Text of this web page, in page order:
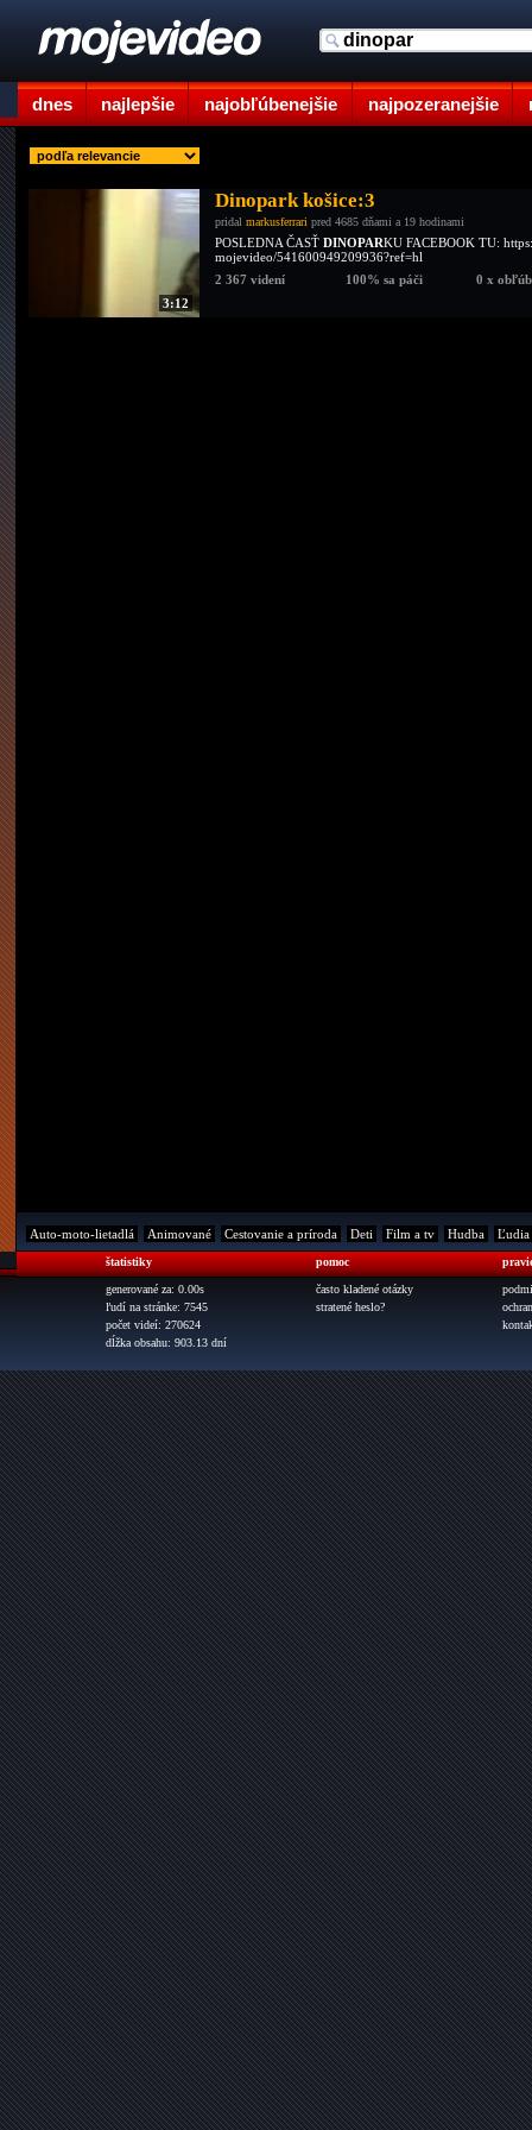
dnes najlepšie najobľúbenejšie najpozeranejšie
3:12
Dinopark košice:3
pridal markusferrari pred 4685 dňami a 19 hodinami
POSLEDNA ČASŤ DINOPARKU FACEBOOK TU:
mojevideo/541600949209936?ref=hl
2 367 videní
100% sa páči 0 x
Auto-moto-lietadlá Animované Cestovanie a príroda Deti Film a tv Hudba Ľudia
štatistiky
generované za: 0.00s
ľudí na stránke: 7545
počet videí: 270624
dĺžka obsahu: 903.13 dní
pomoc
často kladené otázky
stratené heslo?